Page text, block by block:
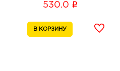
530.0 i